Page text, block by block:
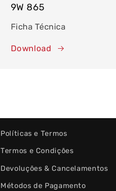
9W 865
Ficha Técnica
Download
Políticas e Termos
Termos e Condições
Devoluções & Cancelamentos
Métodos de Pagamento